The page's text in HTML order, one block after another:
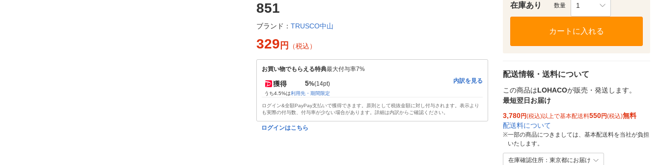
851
ブランド： TRUSCO中山
329 円 （税込）
お買い物でもらえる特典最大付与率7%
獲得 5%(14pt)
うち4.5%は利用先・期間限定
内訳を見る
ログイン&全額PayPay支払いで獲得できます。原則として税抜金額に対し付与されます。表示より
も実際の付与数、付与率が少ない場合があります。詳細は内訳からご確認ください。
ログインはこちら
在庫あり 数量 1
カートに入れる
配送情報・送料について
この商品はLOHACOが販売・発送します。
最短翌日お届け
3,780円(税込)以上で基本配送料550円(税込)無料
配送料について
※一部の商品につきましては、基本配送料を当社が負担
いたします。
在庫確認住所：東京都にお届け